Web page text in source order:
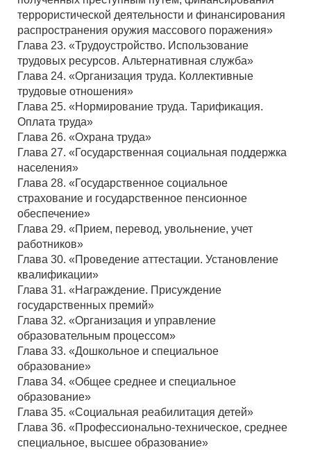
террористической деятельности и финансирования
распространения оружия массового поражения»
Глава 23. «Трудоустройство. Использование
трудовых ресурсов. Альтернативная служба»
Глава 24. «Организация труда. Коллективные
трудовые отношения»
Глава 25. «Нормирование труда. Тарификация.
Оплата труда»
Глава 26. «Охрана труда»
Глава 27. «Государственная социальная поддержка
населения»
Глава 28. «Государственное социальное
страхование и государственное пенсионное
обеспечение»
Глава 29. «Прием, перевод, увольнение, учет
работников»
Глава 30. «Проведение аттестации. Установление
квалификации»
Глава 31. «Награждение. Присуждение
государственных премий»
Глава 32. «Организация и управление
образовательным процессом»
Глава 33. «Дошкольное и специальное
образование»
Глава 34. «Общее среднее и специальное
образование»
Глава 35. «Социальная реабилитация детей»
Глава 36. «Профессионально-техническое, среднее
специальное, высшее образование»